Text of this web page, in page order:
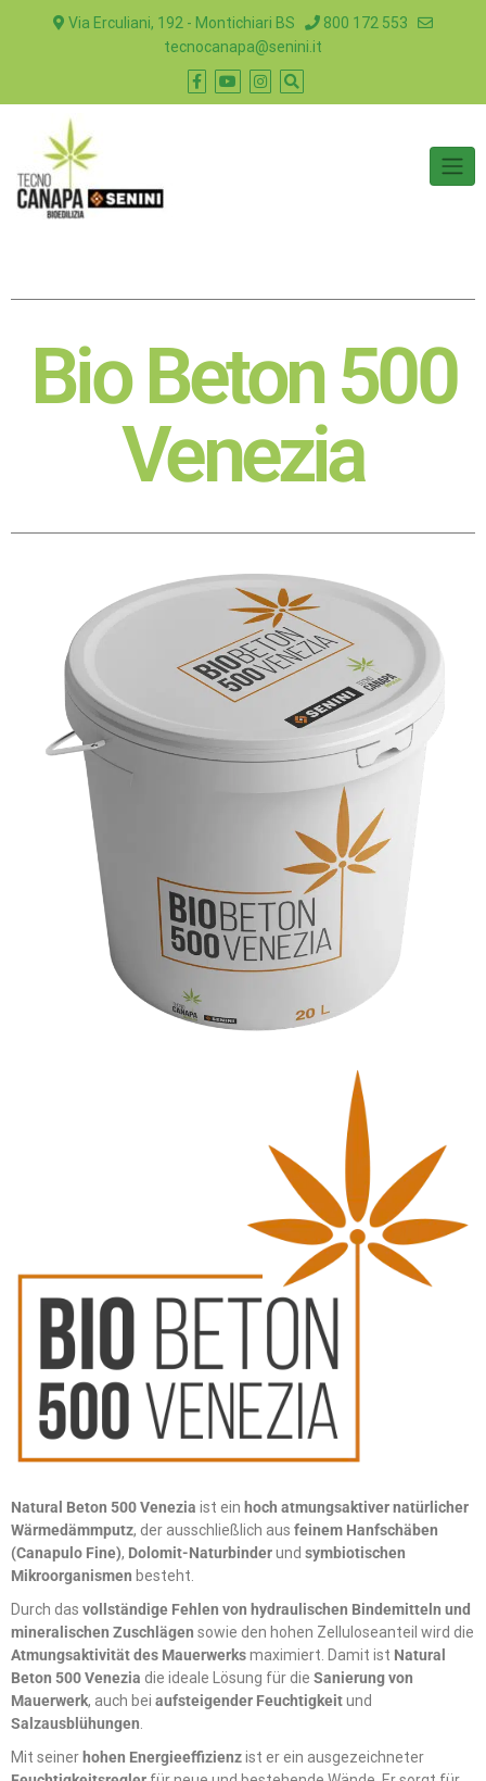
Via Erculiani, 192 - Montichiari BS
800 172 553
tecnocanapa@senini.it
Bio Beton 500
Venezia
Natural Beton 500 Venezia ist ein hoch atmungsaktiver natürlicher
Wärmedämmputz, der ausschließlich aus feinem Hanfschäben
(Canapulo Fine), Dolomit-Naturbinderund symbiotischen
Mikroorganismen besteht.
Durch das vollständige Fehlen von hydraulischen Bindemitteln und
mineralischen Zuschlägen sowie den hohen Zelluloseanteil wird die
Atmungsaktivität des Mauerwerksmaximiert. Damit ist Natural
Beton 500 Venezia die ideale Lösung für die Sanierung von
Mauerwerk, auch bei aufsteigender Feuchtigkeitund
Salzausblühungen
Mit seiner hohen Energieeffizienzist er ein ausgezeichneter